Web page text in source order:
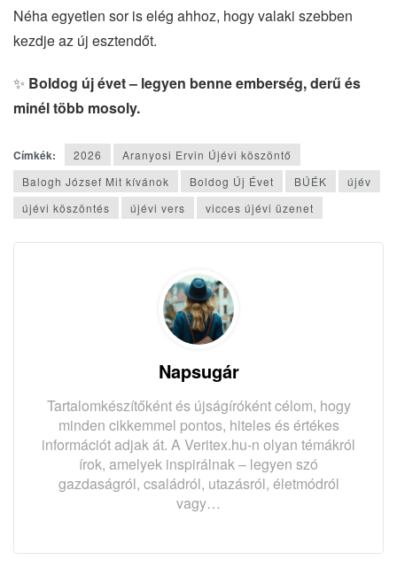
Néha egyetlen sor is elég ahhoz, hogy valaki szebben
kezdje az új esztendőt.
✨ Boldog új évet – legyen benne emberség, derű és
minél több mosoly.
Címkék: 2026
Aranyosi Ervin Újévi köszöntő
Balogh József Mit kívánok
Boldog Új Évet BÚÉK
újév
újévi köszöntés
újévi vers vicces újévi üzenet
Napsugár
Tartalomkészítőként és újságíróként célom, hogy
minden cikkemmel pontos, hiteles és értékes
információt adjak át. A Veritex.hu-n olyan témákról
írok, amelyek inspirálnak – legyen szó
gazdaságról, családról, utazásról, életmódról
vagy…